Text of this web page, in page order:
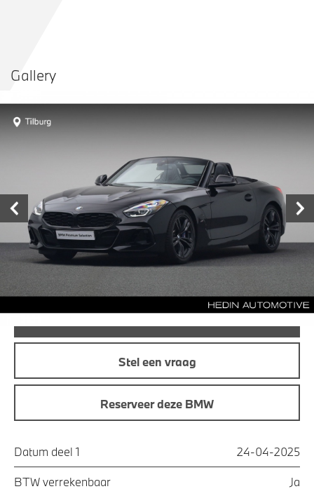
Delen
Prijs € 72.880,-
Maandprijs € 779,33
Stel een vraag
Reserveer deze BMW
Datum deel 1 24-04-2025
BTW verrekenbaar Ja
Gallery